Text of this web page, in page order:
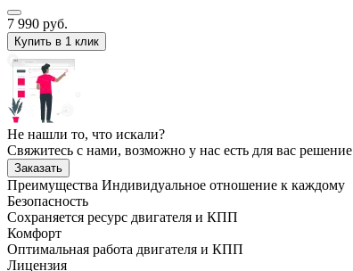
7 990 руб.
Купить в 1 клик
Не нашли то, что искали?
Свяжитесь с нами, возможно у нас есть для вас решение
Заказать
Преимущества Индивидуальное отношение к каждому
Безопасность
Сохраняется ресурс двигателя и КПП
Комфорт
Оптимальная работа двигателя и КПП
Лицензия